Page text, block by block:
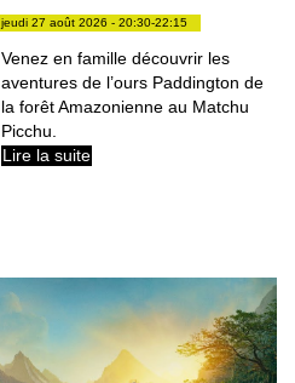
jeudi 27 août 2026 - 20:30-22:15
Venez en famille découvrir les
aventures de l’ours Paddington de
la forêt Amazonienne au Matchu
Picchu.
Lire la suite